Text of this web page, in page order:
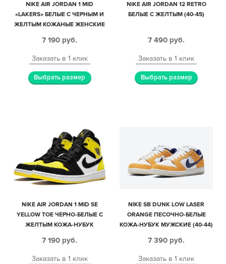
NIKE AIR JORDAN 1 MID
«LAKERS» БЕЛЫЕ С ЧЕРНЫМ И
ЖЕЛТЫМ КОЖАНЫЕ ЖЕНСКИЕ
7 190 руб.
Заказать в 1 клик
Выбрать размер
NIKE AIR JORDAN 12 RETRO
БЕЛЫЕ С ЖЕЛТЫМ (40-45)
7 490 руб.
Заказать в 1 клик
Выбрать размер
NIKE AIR JORDAN 1 MID SE
YELLOW TOE ЧЕРНО-БЕЛЫЕ С
ЖЕЛТЫМ КОЖА-НУБУК
7 190 руб.
Заказать в 1 клик
NIKE SB DUNK LOW LASER
ORANGE ПЕСОЧНО-БЕЛЫЕ
КОЖА-НУБУК МУЖСКИЕ (40-44)
7 390 руб.
Заказать в 1 клик